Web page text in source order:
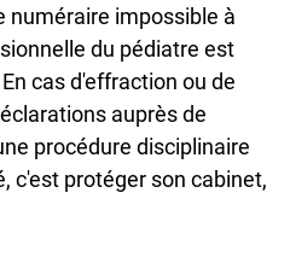
numéraire impossible à
du pédiatre est
cas d'effraction ou de
auprès de
procédure disciplinaire
c'est protéger son cabinet,